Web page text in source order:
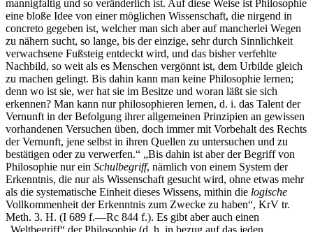
mannigfaltig und so veränderlich ist. Auf diese Weise ist Philosophie
eine bloße Idee von einer möglichen Wissenschaft, die nirgend in
concreto gegeben ist, welcher man sich aber auf mancherlei Wegen
zu nähern sucht, so lange, bis der einzige, sehr durch Sinnlichkeit
verwachsene Fußsteig entdeckt wird, und das bisher verfehlte
Nachbild, so weit als es Menschen vergönnt ist, dem Urbilde gleich
zu machen gelingt. Bis dahin kann man keine Philosophie lernen;
denn wo ist sie, wer hat sie im Besitze und woran läßt sie sich
erkennen? Man kann nur philosophieren lernen, d. i. das Talent der
Vernunft in der Befolgung ihrer allgemeinen Prinzipien an gewissen
vorhandenen Versuchen üben, doch immer mit Vorbehalt des Rechts
der Vernunft, jene selbst in ihren Quellen zu untersuchen und zu
bestätigen oder zu verwerfen.“ „Bis dahin ist aber der Begriff von
Philosophie nur ein Schulbegriff, nämlich von einem System der
Erkenntnis, die nur als Wissenschaft gesucht wird, ohne etwas mehr
als die systematische Einheit dieses Wissens, mithin die logische
Vollkommenheit der Erkenntnis zum Zwecke zu haben“, KrV tr.
Meth. 3. H. (I 689 f.—Rc 844 f.). Es gibt aber auch einen
„Weltbegriff“ der Philosophie (d. h. in bezug auf das jeden